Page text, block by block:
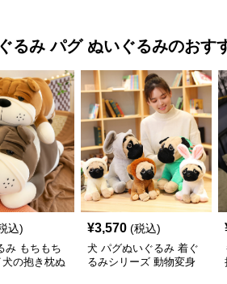
るみ パグ ぬいぐるみのおす
込)
み もちもち
の抱き枕ぬ
¥3,570 (税込)
犬 パグぬいぐるみ 着ぐ
るみシリーズ 動物変身